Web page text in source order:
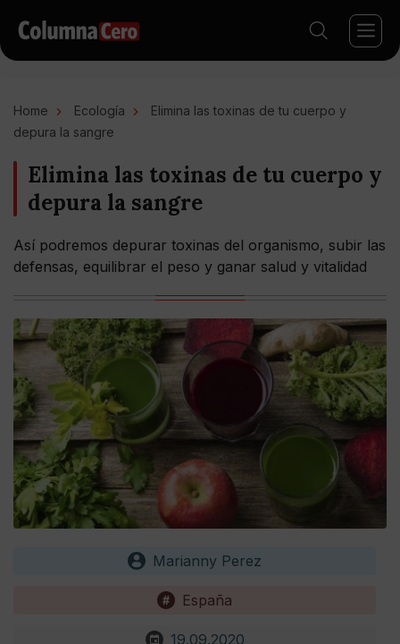
Home Ecología
Elimina las toxinas de tu cuerpo y
depura la sangre
Elimina las toxinas de tu cuerpo y
depura la sangre
Así podremos depurar toxinas del organismo, subir las
defensas, equilibrar el peso y ganar salud y vitalidad
Marianny Perez
España
19.09.2020